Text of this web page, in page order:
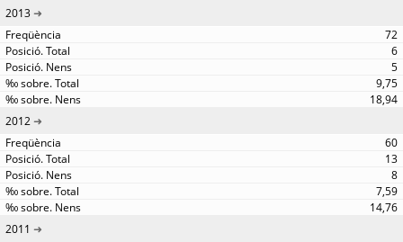
2013
72
6
5
9,75
18,94
2012
60
13
8
7,59
14,76
2011